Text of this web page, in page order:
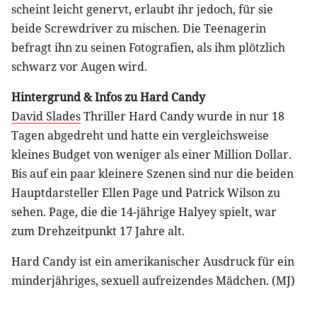
scheint leicht genervt, erlaubt ihr jedoch, für sie
beide Screwdriver zu mischen. Die Teenagerin
befragt ihn zu seinen Fotografien, als ihm plötzlich
schwarz vor Augen wird.
Hintergrund & Infos zu Hard Candy
David SladesThriller Hard Candy wurde in nur 18
Tagen abgedreht und hatte ein vergleichsweise
kleines Budget von weniger als einer Million Dollar.
Bis auf ein paar kleinere Szenen sind nur die beiden
Hauptdarsteller Ellen Page und Patrick Wilson zu
sehen. Page, die die 14-jährige Halyey spielt, war
zum Drehzeitpunkt 17 Jahre alt.
Hard Candy ist ein amerikanischer Ausdruck für ein
minderjähriges, sexuell aufreizendes Mädchen. (MJ)